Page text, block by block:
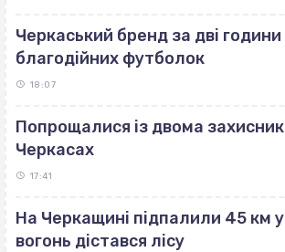
Черкаський бренд за дві
благодійних футболок
18:07
Попрощалися із двома
Черкасах
17:41
На Черкащині підпалили 45 км
вогонь дістався лісу